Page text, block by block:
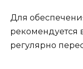
Для
рекомендуется
регулярно